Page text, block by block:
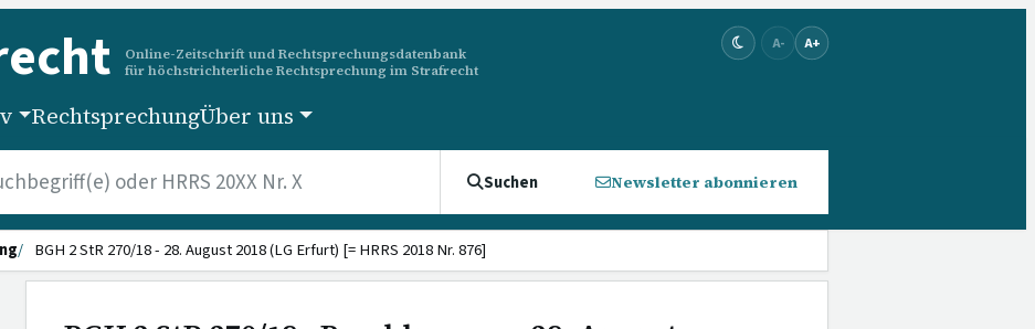
Online-Zeitschrift und Rechtsprechungsdatenbank
für höchstrichterliche Rechtsprechung im Strafrecht
A- A+
RechtsprechungÜber uns
Suchen Newsletter abonnieren
BGH 2 StR 270/18 - 28. August 2018 (LG Erfurt) [= HRRS 2018 Nr. 876]